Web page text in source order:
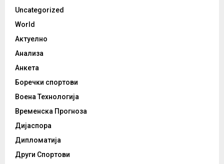
Uncategorized
World
Актуелно
Анализа
Анкета
Боречки спортови
Воена Технологија
Временска Прогноза
Дијаспора
Дипломатија
Други Спортови